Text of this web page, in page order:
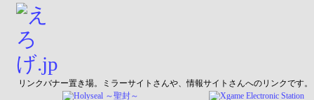
リンクバナー置き場。ミラーサイトさんや、情報サイトさんへのリンクです。